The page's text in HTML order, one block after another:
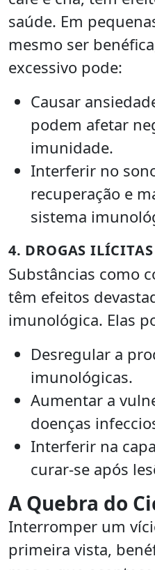
saúde. Em
mesmo ser
excessivo pode:
Causar
podem afetar
imunidade.
Interferir no
recuperação e
sistema
4. DROGAS ILÍCITAS
Substâncias como
têm efeitos
imunológica. Elas
Desregular a
imunológicas.
Aumentar a
doenças
Interferir na
curar-se após
A Quebra do
Interromper um
primeira vista,